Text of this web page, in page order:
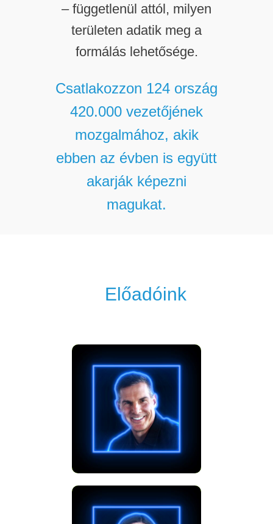
– függetlenül attól, milyen
területen adatik meg a
formálás lehetősége.
Csatlakozzon 124 ország
420.000 vezetőjének
mozgalmához, akik
ebben az évben is együtt
akarják képezni
magukat.
Előadóink